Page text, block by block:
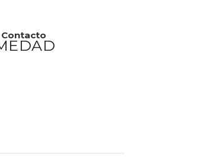
Contacto